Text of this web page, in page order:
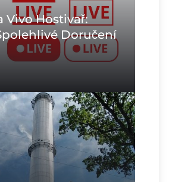
Vivo Hostivař:
Doručení